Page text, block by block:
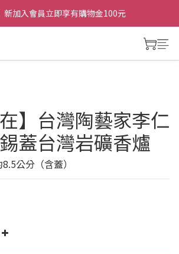
新加入會員立即享有購物金100元
在】台灣陶藝家李仁
蓋台灣岩礦香爐
公分（含蓋）